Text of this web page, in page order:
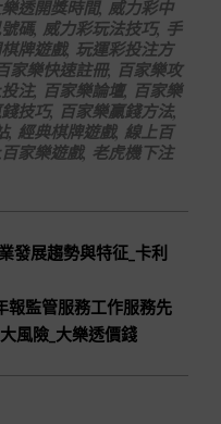
透開獎時間, 威力彩中
碼, 威力彩玩法技巧, 手
牌遊戲, 玩運彩投注方
家樂快速註冊, 百家樂攻
注, 百家樂論壇, 百家樂
技巧, 百家樂贏錢方法,
, 經典棋牌遊戲, 線上百
家樂遊戲, 老虎機下注
發展趨勢與特征_卡利
報監管服務工作服務先
風險_大樂透價錢